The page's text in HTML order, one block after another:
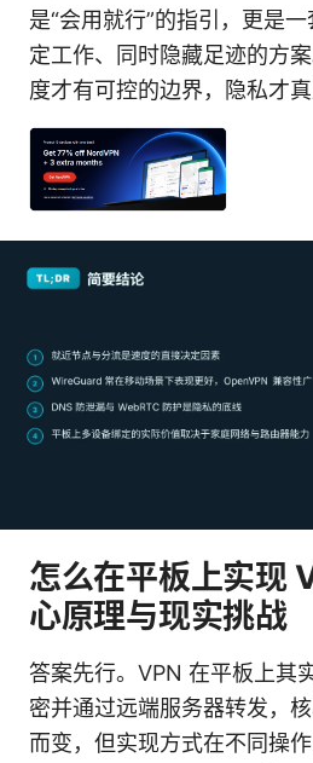
是“会用就行”的指引，更是
定工作、同时隐藏足迹的方
度才有可控的边界，隐私才真
怎么在平板上实现
心原理与现实挑战
答案先行。VPN 在平板上其
密并通过远端服务器转发，
而变，但实现方式在不同操作